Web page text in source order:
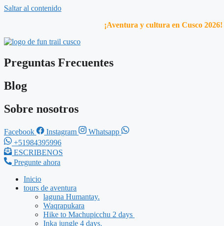
Saltar al contenido
¡Aventura y cultura en Cusco 2026!
Preguntas Frecuentes
Blog
Sobre nosotros
Facebook Instagram
Whatsapp
+51984395996
ESCRIBENOS
Pregunte ahora
Inicio
tours de aventura
laguna Humantay.
Waqrapukara
Hike to Machupicchu 2 days
Inka jungle 4 days.